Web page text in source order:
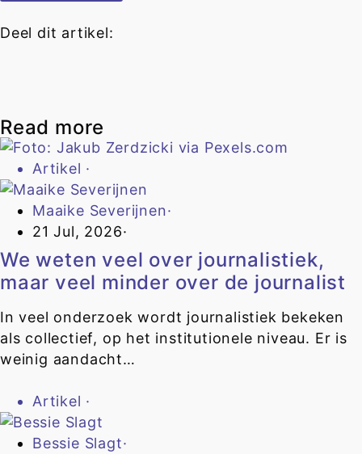
Deel dit artikel:
Read more
Artikel ·
Maaike Severijnen·
21 Jul, 2026·
We weten veel over journalistiek,
maar veel minder over de journalist
In veel onderzoek wordt journalistiek bekeken
als collectief, op het institutionele niveau. Er is
weinig aandacht…
Artikel ·
Bessie Slagt·